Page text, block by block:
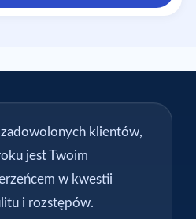
klientów,
jest Twoim
w kwestii
i rozstępów.